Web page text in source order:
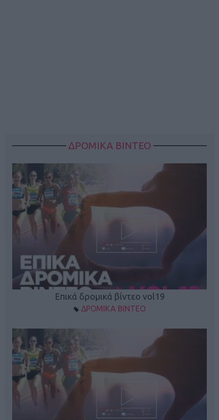
ΔΡΟΜΙΚΑ ΒΙΝΤΕΟ
Επικά δρομικά βίντεο vol19
ΔΡΟΜΙΚΑ ΒΙΝΤΕΟ